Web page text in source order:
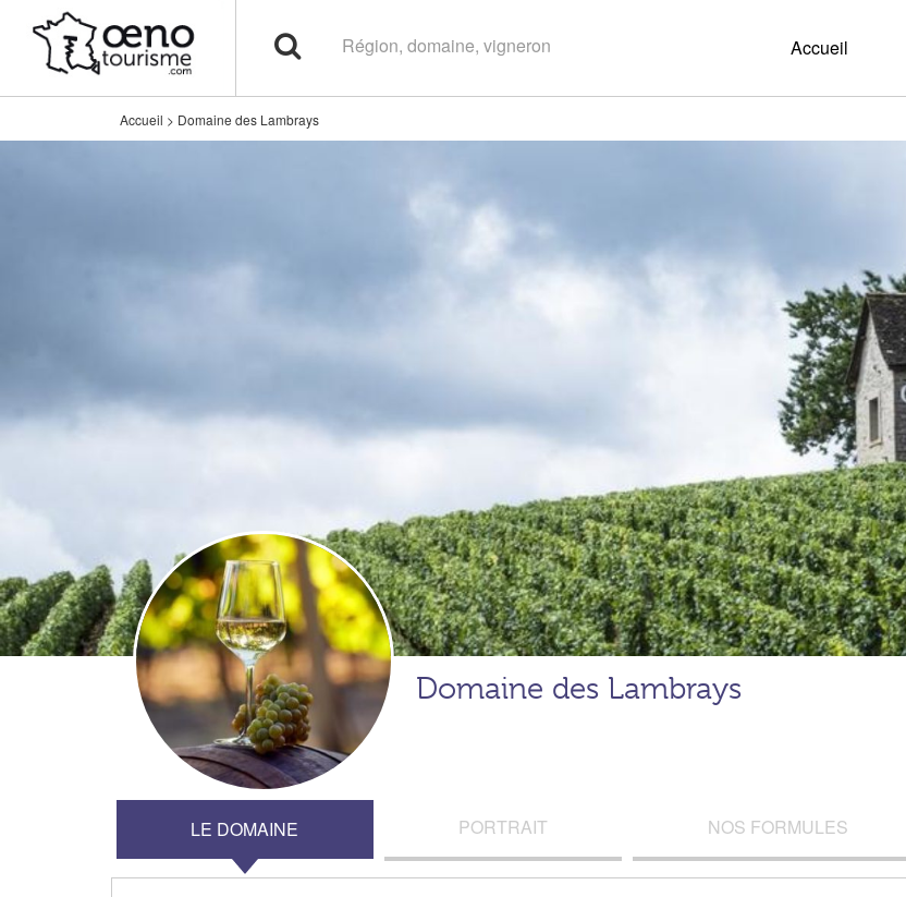
Accueil
Accueil > Domaine des Lambrays
Domaine des Lambrays
LE DOMAINE PORTRAIT NOS FORMULES